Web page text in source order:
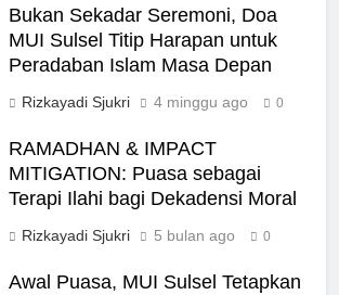
Bukan Sekadar Seremoni, Doa
MUI Sulsel Titip Harapan untuk
Peradaban Islam Masa Depan
Rizkayadi Sjukri 4 minggu ago 0
RAMADHAN & IMPACT
MITIGATION: Puasa sebagai
Terapi Ilahi bagi Dekadensi Moral
Rizkayadi Sjukri 5 bulan ago 0
Awal Puasa, MUI Sulsel Tetapkan